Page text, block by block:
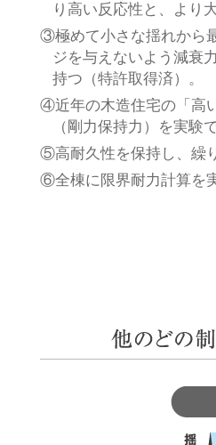
り高い反応性と、より
③極めて小さな揺れから
ジを与えないよう減衰
持つ（特許取得済）。
④近年の木造住宅の「高
（剛力保持力）を実験
⑤高耐久性を保持し、繰
⑥全棟に限界耐力計算を